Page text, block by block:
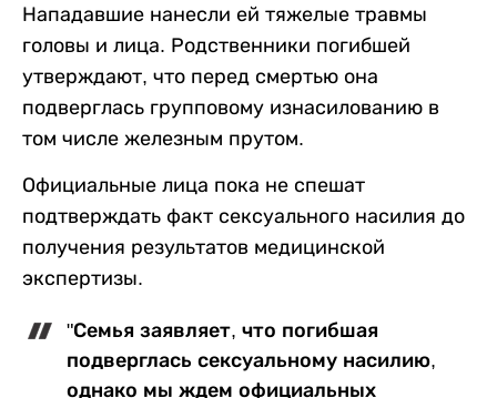
Нападавшие нанесли ей тяжелые травмы
головы и лица. Родственники погибшей
утверждают, что перед смертью она
подверглась групповому изнасилованию в
том числе железным прутом.
Официальные лица пока не спешат
подтверждать факт сексуального насилия до
получения результатов медицинской
экспертизы.
"Семья заявляет, что погибшая
подверглась сексуальному насилию,
однако мы ждем официальных